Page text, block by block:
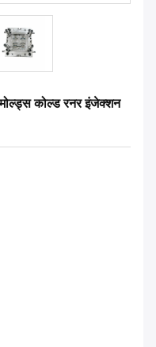
कोल्ड रनर इंजेक्शन